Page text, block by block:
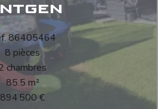
86405464
8 pièces
chambres
85.5 m²
894 500 €